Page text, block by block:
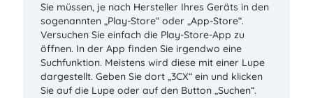
Sie müssen, je nach Hersteller Ihres Geräts in den
sogenannten „Play-Store“ oder „App-Store“.
Versuchen Sie einfach die Play-Store-App zu
öffnen. In der App finden Sie irgendwo eine
Suchfunktion. Meistens wird diese mit einer Lupe
dargestellt. Geben Sie dort „3CX“ ein und klicken
Sie auf die Lupe oder auf den Button „Suchen“.